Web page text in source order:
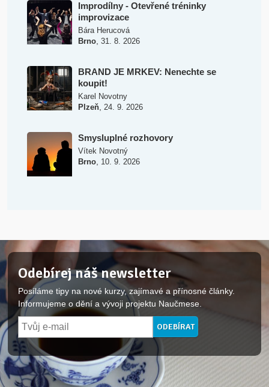
Improdílny - Otevřené tréninky
improvizace
Bára Herucová
Brno, 31. 8. 2026
BRAND JE MRKEV: Nenechte se
koupit!
Karel Novotny
Plzeň, 24. 9. 2026
Smysluplné rozhovory
Vítek Novotný
Brno, 10. 9. 2026
Odebírej náš newsletter
Posíláme tipy na nové kurzy, zajímavé a přínosné články.
Informujeme o dění a vývoji projektu Naučmese.